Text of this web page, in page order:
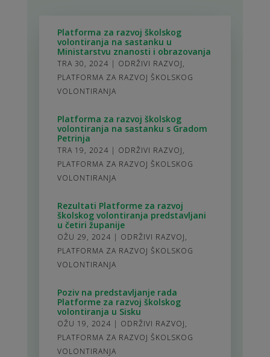
Platforma za razvoj školskog
volontiranja na sastanku u
Ministarstvu znanosti i obrazovanja
TRA 30, 2024 | ODRŽIVI RAZVOJ,
PLATFORMA ZA RAZVOJ ŠKOLSKOG
VOLONTIRANJA
Platforma za razvoj školskog
volontiranja na sastanku s Gradom
Petrinja
TRA 19, 2024 | ODRŽIVI RAZVOJ,
PLATFORMA ZA RAZVOJ ŠKOLSKOG
VOLONTIRANJA
Rezultati Platforme za razvoj
školskog volontiranja predstavljani
u četiri županije
OŽU 29, 2024 | ODRŽIVI RAZVOJ,
PLATFORMA ZA RAZVOJ ŠKOLSKOG
VOLONTIRANJA
Poziv na predstavljanje rada
Platforme za razvoj školskog
volontiranja u Sisku
OŽU 19, 2024 | ODRŽIVI RAZVOJ,
PLATFORMA ZA RAZVOJ ŠKOLSKOG
VOLONTIRANJA